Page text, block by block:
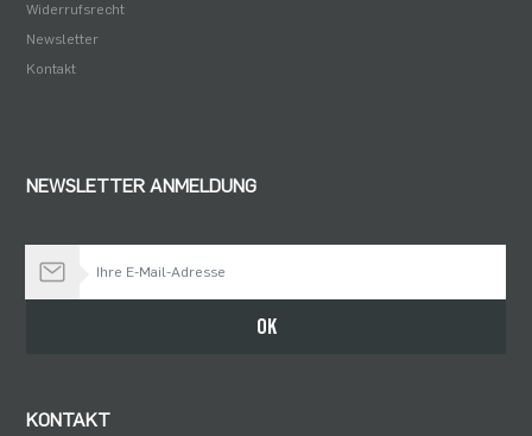
Widerrufsrecht
Newsletter
Kontakt
NEWSLETTER ANMELDUNG
OK
KONTAKT